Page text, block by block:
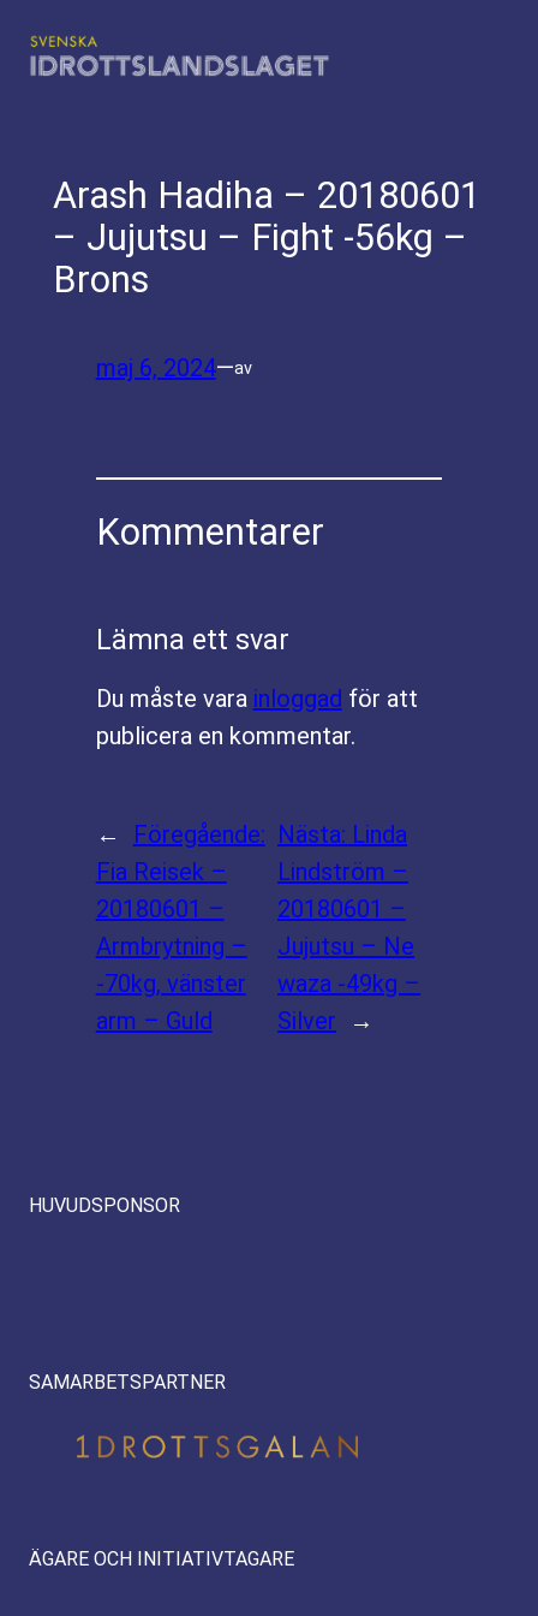
till
Arash Hadiha – 20180601
– Jujutsu – Fight -56kg –
Brons
maj 6, 2024—av
Kommentarer
Lämna ett svar
Du måste vara inloggad för att
publicera en kommentar.
←
Föregående:
Fia Reisek –
20180601 –
Armbrytning –
-70kg, vänster
arm – Guld
Nästa: Linda
Lindström –
20180601 –
Jujutsu – Ne
waza -49kg –
Silver
→
HUVUDSPONSOR
SAMARBETSPARTNER
ÄGARE OCH INITIATIVTAGARE